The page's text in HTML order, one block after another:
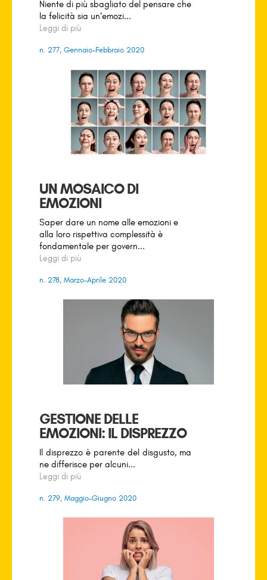
Niente di più sbagliato del pensare che
la felicità sia un’emozi...
Leggi di più
n. 277, Gennaio-Febbraio 2020
UN MOSAICO DI
EMOZIONI
Saper dare un nome alle emozioni e
alla loro rispettiva complessità è
fondamentale per govern...
Leggi di più
n. 278, Marzo-Aprile 2020
GESTIONE DELLE
EMOZIONI: IL DISPREZZO
Il disprezzo è parente del disgusto, ma
ne differisce per alcuni...
Leggi di più
n. 279, Maggio-Giugno 2020